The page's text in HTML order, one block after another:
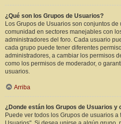
¿Qué son los Grupos de Usuarios?
Los Grupos de Usuarios son conjuntos
comunidad en sectores manejables con
administradores del foro. Cada usuario
cada grupo puede tener diferentes
administradores, a cambiar los permisos
como los permisos de moderador, o
usuarios.
Arriba
¿Donde están los Grupos de Usuarios y
Puede ver todos los Grupos de usuarios